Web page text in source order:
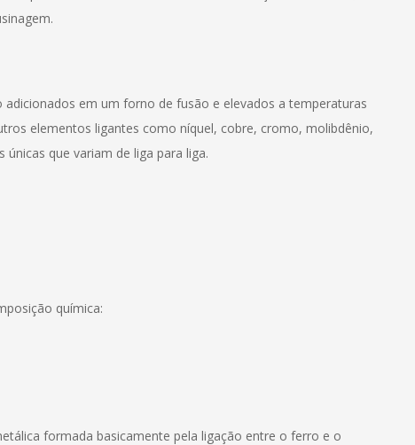
em um forno de fusão e elevados a temperaturas
elementos ligantes como níquel, cobre, cromo, molibdênio,
que variam de liga para liga.
química:
formada basicamente pela ligação entre o ferro e o